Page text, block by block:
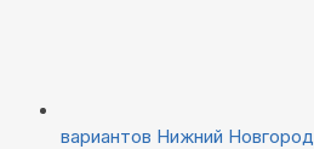
вариантов Нижний Новгород